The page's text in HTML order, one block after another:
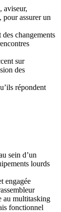
aviseur,
pour assurer un
changements
sur
des
répondent
sein d’un
lourds
engagée
au multitasking
fonctionnel